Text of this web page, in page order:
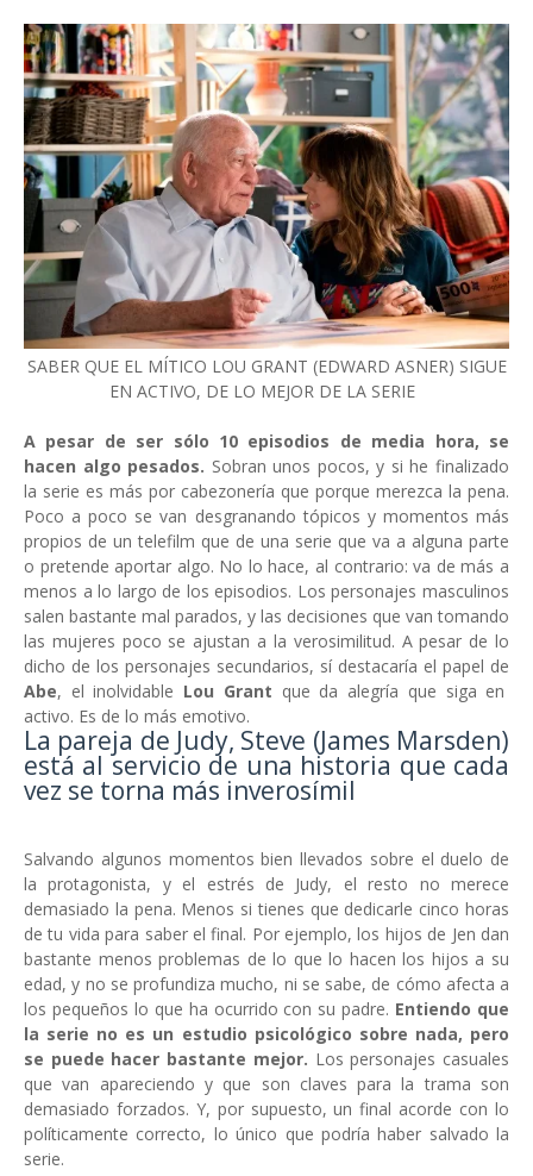
SABER QUE EL MÍTICO LOU GRANT (EDWARD ASNER) SIGUE
EN ACTIVO, DE LO MEJOR DE LA SERIE
A pesar de ser sólo 10 episodios de media hora, se
hacen algo pesados. Sobran unos pocos, y si he finalizado
la serie es más por cabezonería que porque merezca la pena.
Poco a poco se van desgranando tópicos y momentos más
propios de un telefilm que de una serie que va a alguna parte
o pretende aportar algo. No lo hace, al contrario: va de más a
menos a lo largo de los episodios. Los personajes masculinos
salen bastante mal parados, y las decisiones que van tomando
las mujeres poco se ajustan a la verosimilitud. A pesar de lo
dicho de los personajes secundarios, sí destacaría el papel de
Abe, el inolvidable Lou Grant que da alegría que siga en
activo. Es de lo más emotivo.
La pareja de Judy, Steve (James Marsden)
está al servicio de una historia que cada
vez se torna más inverosímil
Salvando algunos momentos bien llevados sobre el duelo de
la protagonista, y el estrés de Judy, el resto no merece
demasiado la pena. Menos si tienes que dedicarle cinco horas
de tu vida para saber el final. Por ejemplo, los hijos de Jen dan
bastante menos problemas de lo que lo hacen los hijos a su
edad, y no se profundiza mucho, ni se sabe, de cómo afecta a
los pequeños lo que ha ocurrido con su padre. Entiendo que
la serie no es un estudio psicológico sobre nada, pero
se puede hacer bastante mejor. Los personajes casuales
que van apareciendo y que son claves para la trama son
demasiado forzados. Y, por supuesto, un final acorde con lo
políticamente correcto, lo único que podría haber salvado la
serie.